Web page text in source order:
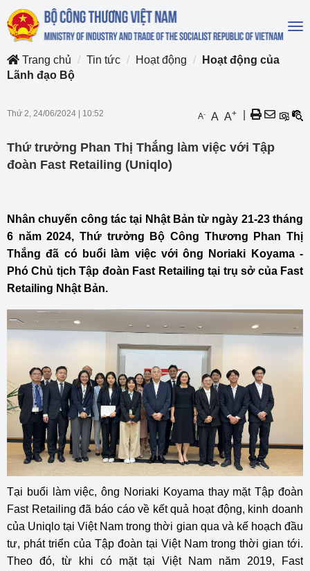
Trang chủ
Tin tức Hoạt động
Hoạt động của
Lãnh đạo Bộ
Thứ 2, 24/06/2024 10:52 A- A A+
Thứ trưởng Phan Thị Thắng làm việc với Tập
đoàn Fast Retailing (Uniqlo)
Nhân chuyến công tác tại Nhật Bản từ ngày 21-23 tháng
6 năm 2024, Thứ trưởng Bộ Công Thương Phan Thị
Thắng đã có buổi làm việc với ông Noriaki Koyama -
Phó Chủ tịch Tập đoàn Fast Retailing tại trụ sở của Fast
Retailing Nhật Bản.
Tại buổi làm việc, ông Noriaki Koyama thay mặt Tập đoàn
Fast Retailing đã báo cáo về kết quả hoạt động, kinh doanh
của Uniqlo tại Việt Nam trong thời gian qua và kế hoạch đầu
tư, phát triển của Tập đoàn tại Việt Nam trong thời gian tới.
Theo đó, từ khi có mặt tại Việt Nam năm 2019, Fast